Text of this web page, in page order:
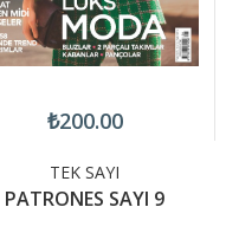
₺200.00
TEK SAYI
PATRONES SAYI 9